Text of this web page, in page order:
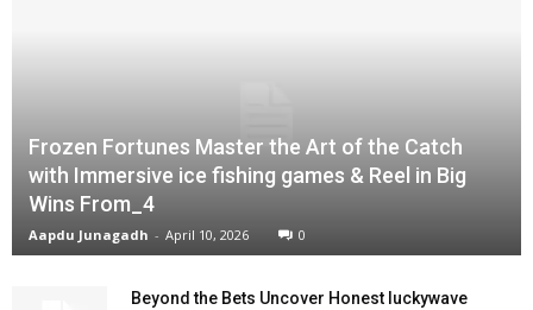
Frozen Fortunes Master the Art of the Catch
with Immersive ice fishing games & Reel in Big
Wins From_4
Aapdu Junagadh - April 10, 2026 0
Beyond the Bets Uncover Honest luckywave